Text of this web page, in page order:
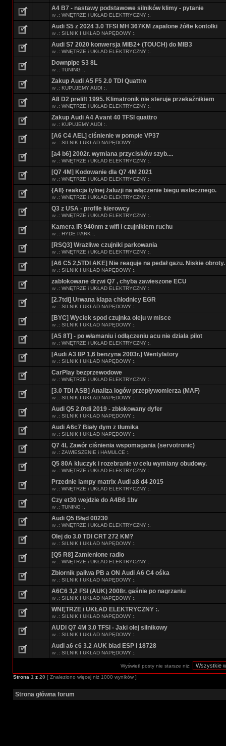
A4 B7 - nastawy podstawowe silników klimy - pytanie
w .: WNĘTRZE i UKŁAD ELEKTRYCZNY :.
Audi S5 z 2024 3.0 TFSI MH 367KM zapalone żółte kontolki
w .: SILNIK I UKŁAD NAPĘDOWY :.
Audi S7 2020 konwersja MIB2+ (TOUCH) do MIB3
w .: WNĘTRZE i UKŁAD ELEKTRYCZNY :.
Downpipe S3 8L
w .: TUNING :.
Zakup Audi A5 F5 2.0 TDI Quattro
w .: KUPUJEMY AUDI :.
A8 D2 prelift 1995. Klimatronik nie steruje przekaźnikiem
w .: WNĘTRZE i UKŁAD ELEKTRYCZNY :.
Zakup Audi A4 Avant 40 TFSI quattro
w .: KUPUJEMY AUDI :.
[A6 C4 AEL] ciśnienie w pompie VP37
w .: SILNIK I UKŁAD NAPĘDOWY :.
[a4 b6] 2002r. wymiana przycisków szyb....
w .: WNĘTRZE i UKŁAD ELEKTRYCZNY :.
[Q7 4M] Kodowanie dla Q7 4M 2021
w .: WNĘTRZE i UKŁAD ELEKTRYCZNY :.
{All} reakcja tylnej żaluzji na włączenie biegu wstecznego.
w .: WNĘTRZE i UKŁAD ELEKTRYCZNY :.
Q3 z USA - profile kierowcy
w .: WNĘTRZE i UKŁAD ELEKTRYCZNY :.
Kamera IR 940nm z wifi i czujnikiem ruchu
w .: HYDE PARK :.
[RSQ3] Wrażliwe czujniki parkowania
w .: WNĘTRZE i UKŁAD ELEKTRYCZNY :.
[A6 C5 2,5TDI AKE] Nie reaguje na pedał gazu. Niskie obroty.
w .: SILNIK I UKŁAD NAPĘDOWY :.
zablokowane drzwi Q7 , chyba zawieszone ECU
w .: WNĘTRZE i UKŁAD ELEKTRYCZNY :.
[2.7tdi] Urwana klapa chlodnicy EGR
w .: SILNIK I UKŁAD NAPĘDOWY :.
[BYC] Wyciek spod czujnka oleju w misce
w .: SILNIK I UKŁAD NAPĘDOWY :.
[A5 8T] - po włamaniu i odłączeniu acu nie działa pilot
w .: WNĘTRZE i UKŁAD ELEKTRYCZNY :.
[Audi A3 8P 1,6 benzyna 2003r.] Wentylatory
w .: SILNIK I UKŁAD NAPĘDOWY :.
CarPlay bezprzewodowe
w .: WNĘTRZE i UKŁAD ELEKTRYCZNY :.
[3.0 TDI ASB] Analiza logów przepływomierza (MAF)
w .: SILNIK I UKŁAD NAPĘDOWY :.
Audi Q5 2.0tdi 2019 - zblokowany dyfer
w .: SILNIK I UKŁAD NAPĘDOWY :.
Audi A6c7 Biały dym z tłumika
w .: SILNIK I UKŁAD NAPĘDOWY :.
Q7 4L Zawór ciśnienia wspomagania (servotronic)
w .: ZAWIESZENIE i HAMULCE :.
Q5 80A kluczyk i rozebranie w celu wymiany obudowy.
w .: WNĘTRZE i UKŁAD ELEKTRYCZNY :.
Przednie lampy matrix Audi a8 d4 2015
w .: WNĘTRZE i UKŁAD ELEKTRYCZNY :.
Czy et30 wejdzie do A4B6 1bv
w .: TUNING :.
Audi Q5 Błąd 00230
w .: WNĘTRZE i UKŁAD ELEKTRYCZNY :.
Olej do 3.0 TDI CRT 272 KM?
w .: SILNIK I UKŁAD NAPĘDOWY :.
[Q5 R8] Zamienione radio
w .: WNĘTRZE i UKŁAD ELEKTRYCZNY :.
Zbiornik paliwa PB a ON Audi A6 C4 ośka
w .: SILNIK I UKŁAD NAPĘDOWY :.
A6C6 3,2 FSI (AUK) 2008r. gaśnie po nagrzaniu
w .: SILNIK I UKŁAD NAPĘDOWY :.
WNĘTRZE i UKŁAD ELEKTRYCZNY :.
w .: SILNIK I UKŁAD NAPĘDOWY :.
AUDI Q7 4M 3.0 TFSI - Jaki olej silnikowy
w .: SILNIK I UKŁAD NAPĘDOWY :.
Audi a6 c6 3.2 AUK blad ESP i 18728
w .: SILNIK I UKŁAD NAPĘDOWY :.
Wyświetl posty nie starsze niż:
Strona 1 z 20 [ Znaleziono więcej niż 1000 wyników ]
Strona główna forum